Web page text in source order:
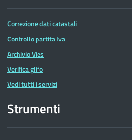
Correzione dati catastali
Controllo partita Iva
Archivio Vies
Verifica glifo
Vedi tutti i servizi
Strumenti